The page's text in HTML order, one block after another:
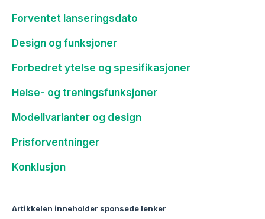
Forventet lanseringsdato
Design og funksjoner
Forbedret ytelse og spesifikasjoner
Helse- og treningsfunksjoner
Modellvarianter og design
Prisforventninger
Konklusjon
Artikkelen inneholder sponsede lenker